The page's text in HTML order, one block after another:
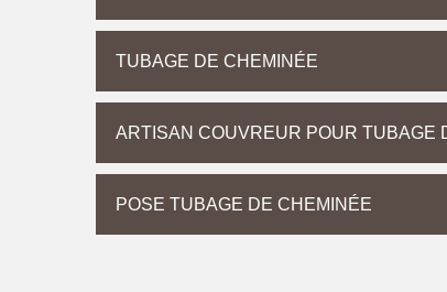
TUBAGE DE CHEMINÉE
ARTISAN COUVREUR POUR TUBAGE
POSE TUBAGE DE CHEMINÉE